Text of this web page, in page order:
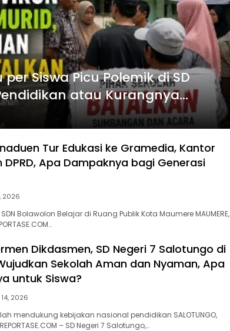
Siswa Picu Polemik di SD
atau Kurangnya
Tur Edukasi ke Gramedia, Kantor
DPRD, Apa Dampaknya bagi Generasi
2026
Bolawolon Belajar di Ruang Publik Kota Maumere MAUMERE,
Dikdasmen, SD Negeri 7 Salotungo di
Sekolah Aman dan Nyaman, Apa
untuk Siswa?
2026
mendukung kebijakan nasional pendidikan SALOTUNGO,
– SD Negeri 7 Salotungo,…